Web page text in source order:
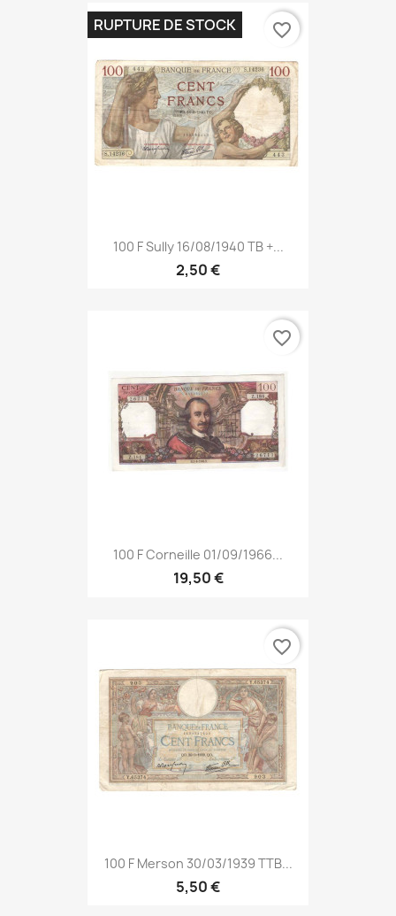
100 F Sully 16/08/1940 TB +...
2,50 €
RUPTURE DE STOCK favorite_border
100 F Corneille 01/09/1966...
19,50 €
favorite_border
100 F Merson 30/03/1939 TTB...
5,50 €
favorite_border